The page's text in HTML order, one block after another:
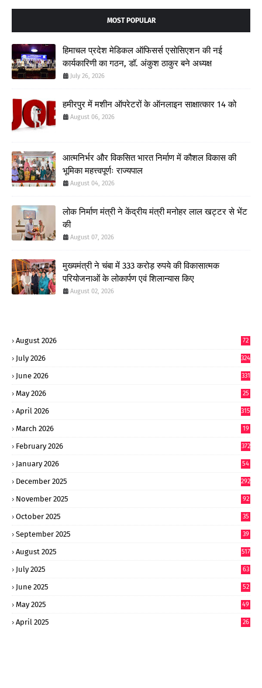
MOST POPULAR
हिमाचल प्रदेश मेडिकल ऑफिसर्स एसोसिएशन की नई
कार्यकारिणी का गठन, डॉ. अंकुश ठाकुर बने अध्यक्ष
July 26, 2026
हमीरपुर में मशीन ऑपरेटरों के ऑनलाइन साक्षात्कार 14 को
August 06, 2026
आत्मनिर्भर और विकसित भारत निर्माण में कौशल विकास की
भूमिका महत्त्वपूर्णः राज्यपाल
August 04, 2026
लोक निर्माण मंत्री ने केंद्रीय मंत्री मनोहर लाल खट्टर से भेंट
की
August 07, 2026
मुख्यमंत्री ने चंबा में 333 करोड़ रुपये की विकासात्मक
परियोजनाओं के लोकार्पण एवं शिलान्यास किए
August 02, 2026
August 2026 72
July 2026 324
June 2026 331
May 2026
25
April 2026 315
March 2026
19
February 2026 372
January 2026
54
December 2025 292
November 2025 92
October 2025 35
September 2025
39
August 2025 517
July 2025
63
June 2025
52
May 2025
49
April 2025 26